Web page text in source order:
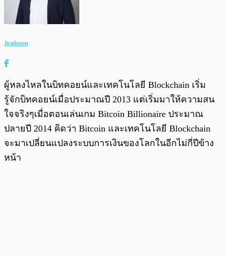
Jiraboon
ผู้หลงไหลในบิทคอยน์และเทคโนโลยี Blockchain เริ่ม
รู้จักบิทคอยน์เมื่อประมาณปี 2013 แต่เริ่มมาให้ความสน
ใจจริงๆเมื่อตอนเล่นเกม Bitcoin Billionaire ประมาณ
ปลายปี 2014 คิดว่า Bitcoin และเทคโนโลยี Blockchain
จะมาเปลี่ยนแปลงระบบการเงินของโลกในอีกไม่กี่ปีข้าง
หน้า